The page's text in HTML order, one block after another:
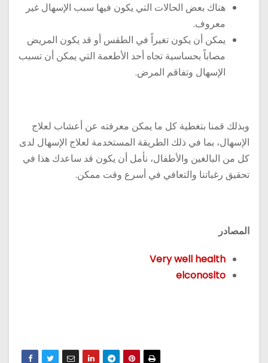
هناك بعض الحالات التي يكون فيها سبب الإسهال غير
معروف.
يمكن أن يكون تغيراً في الطقس أو قد يكون المريض
مصاباً بحساسية تجاه أحد الأطعمة التي يمكن أن تسبب
الإسهال وتفاقم المرض.
وبذلك قمنا بتغطية كل ما يمكن معرفته عن أعشاب لعلاج
الإسهال، بما في ذلك الطريقة المستخدمة لعلاج الإسهال لدى
كل من البالغين والأطفال، نأمل أن يكون قد ساعدك هذا في
تحقيق رغباتنا والتعافي في أسرع وقت ممكن.
المصادر
Very well health
elconoslto